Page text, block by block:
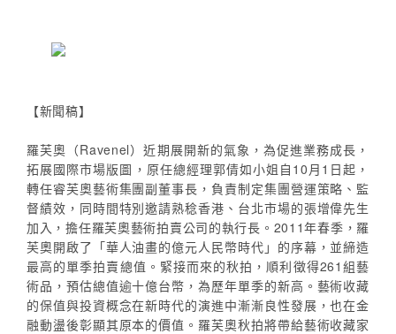
【新聞稿】
羅芙奧（Ravenel）近期展開新的氣象，為促進業務成長，
拓展國際市場版圖，原任總經理郭倩如小姐自10月1日起，
轉任睿芙奧藝術集團副董事長，負責制定集團營運策略、監
督績效，同時間特別邀請熟稔香港、台北市場的張增偉先生
加入，擔任羅芙奧藝術拍賣公司的執行長。2011年春季，羅
芙奧開啟了「華人油畫的億元人民幣時代」的序幕，並締造
最高的單季拍賣總值。緊接而來的秋拍，順利徵得261組藝
術品，預估總值逾十億台幣，為歷年單季的新高。藝術收藏
的保值與投資概念在新時代的演進中漸漸良性發展，也在金
融動盪後彰顯其原本的價值。羅芙奧秋拍將帶給藝術收藏家